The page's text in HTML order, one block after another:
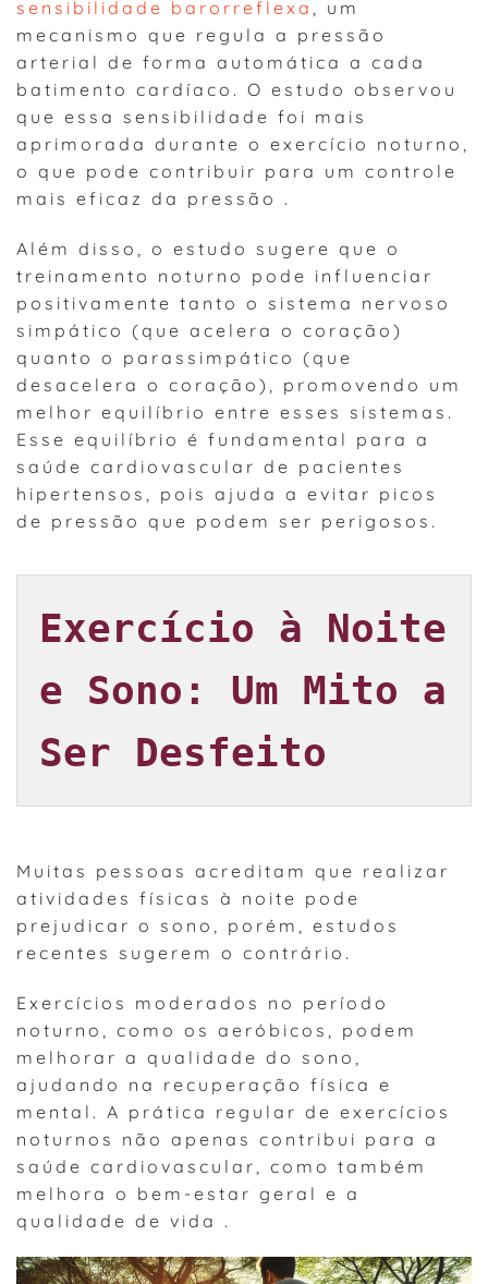
sensibilidade barorreflexa , um
mecanismo que regula a pressão
arterial de forma automática a cada
batimento cardíaco. O estudo observou
que essa sensibilidade foi mais
aprimorada durante o exercício noturno,
o que pode contribuir para um controle
mais eficaz da pressão .
Além disso, o estudo sugere que o
treinamento noturno pode influenciar
positivamente tanto o sistema nervoso
simpático (que acelera o coração)
quanto o parassimpático (que
desacelera o coração), promovendo um
melhor equilíbrio entre esses sistemas.
Esse equilíbrio é fundamental para a
saúde cardiovascular de pacientes
hipertensos, pois ajuda a evitar picos
de pressão que podem ser perigosos.
Exercício à Noite
e Sono: Um Mito a
Ser Desfeito
Muitas pessoas acreditam que realizar
atividades físicas à noite pode
prejudicar o sono, porém, estudos
recentes sugerem o contrário.
Exercícios moderados no período
noturno, como os aeróbicos, podem
melhorar a qualidade do sono,
ajudando na recuperação física e
mental. A prática regular de exercícios
noturnos não apenas contribui para a
saúde cardiovascular, como também
melhora o bem-estar geral e a
qualidade de vida .